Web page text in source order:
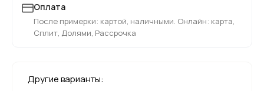
Оплата
После примерки: картой, наличными. Онлайн: карта,
Сплит, Долями, Рассрочка
Другие варианты: